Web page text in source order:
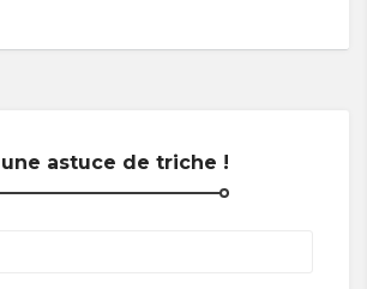
astuce de triche !